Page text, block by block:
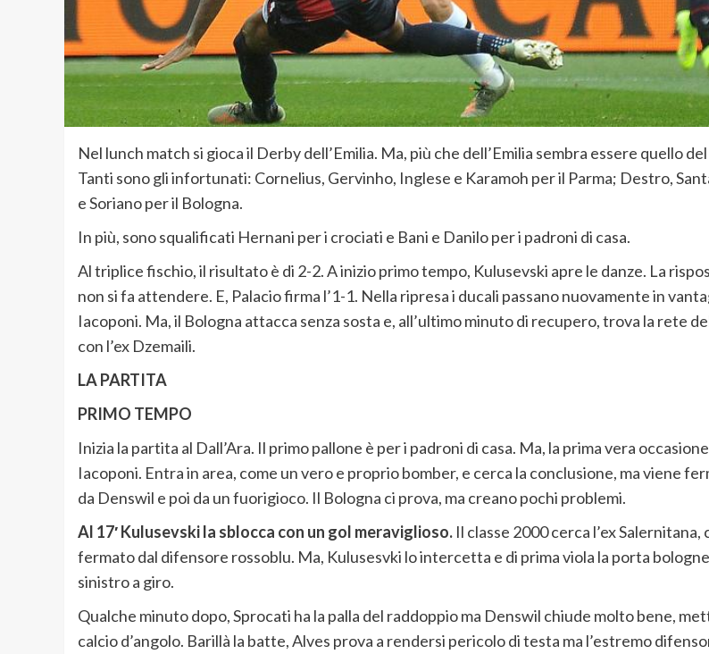
Nel lunch match si gioca il Derby dell’Emilia. Ma, più che dell’Emilia sembra essere quello
Tanti sono gli infortunati: Cornelius, Gervinho, Inglese e Karamoh per il Parma; Destro,
e Soriano per il Bologna.
In più, sono squalificati Hernani per i crociati e Bani e Danilo per i padroni di casa.
Al triplice fischio, il risultato è di 2-2. A inizio primo tempo, Kulusevski apre le danze. La
non si fa attendere. E, Palacio firma l’1-1. Nella ripresa i ducali passano nuovamente in
Iacoponi. Ma, il Bologna attacca senza sosta e, all’ultimo minuto di recupero, trova la rete
con l’ex Dzemaili.
LA PARTITA
PRIMO TEMPO
Inizia la partita al Dall’Ara. Il primo pallone è per i padroni di casa. Ma, la prima vera
Iacoponi. Entra in area, come un vero e proprio bomber, e cerca la conclusione, ma viene
da Denswil e poi da un fuorigioco. Il Bologna ci prova, ma creano pochi problemi.
Al 17′ Kulusevski la sblocca con un gol meraviglioso. Il classe 2000 cerca l’ex Salernitana,
fermato dal difensore rossoblu. Ma, Kulusesvki lo intercetta e di prima viola la porta
sinistro a giro.
Qualche minuto dopo, Sprocati ha la palla del raddoppio ma Denswil chiude molto bene,
calcio d’angolo. Barillà la batte, Alves prova a rendersi pericolo di testa ma l’estremo